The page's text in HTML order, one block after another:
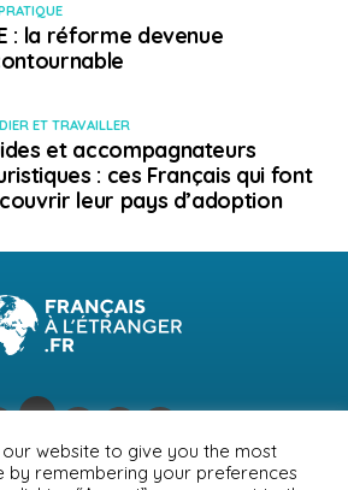
: la réforme devenue
ET TRAVAILLER
et accompagnateurs
: ces Français qui font
leur pays d’adoption
website to give you the most
by remembering your preferences